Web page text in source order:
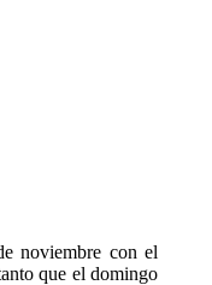
noviembre con el
que el domingo